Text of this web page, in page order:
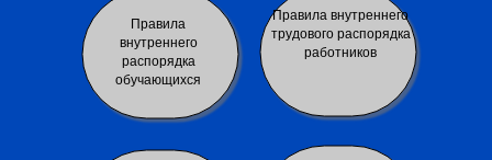
Правила внутреннего
трудового распорядка
работников
Правила
внутреннего
распорядка
обучающихся